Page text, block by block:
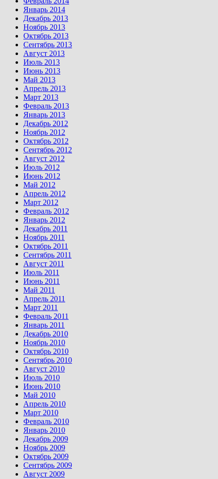
Январь 2014
Декабрь 2013
Ноябрь 2013
Октябрь 2013
Сентябрь 2013
Август 2013
Июль 2013
Июнь 2013
Май 2013
Апрель 2013
Март 2013
Февраль 2013
Январь 2013
Декабрь 2012
Ноябрь 2012
Октябрь 2012
Сентябрь 2012
Август 2012
Июль 2012
Июнь 2012
Май 2012
Апрель 2012
Март 2012
Февраль 2012
Январь 2012
Декабрь 2011
Ноябрь 2011
Октябрь 2011
Сентябрь 2011
Август 2011
Июль 2011
Июнь 2011
Май 2011
Апрель 2011
Март 2011
Февраль 2011
Январь 2011
Декабрь 2010
Ноябрь 2010
Октябрь 2010
Сентябрь 2010
Август 2010
Июль 2010
Июнь 2010
Май 2010
Апрель 2010
Март 2010
Февраль 2010
Январь 2010
Декабрь 2009
Ноябрь 2009
Октябрь 2009
Сентябрь 2009
Август 2009